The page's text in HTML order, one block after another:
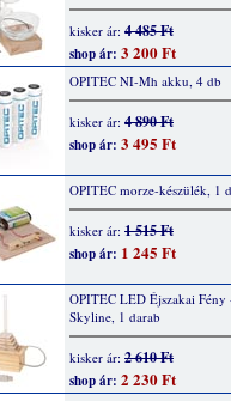
kisker ár: 4 485 Ft
shop ár: 3 200 Ft
OPITEC NI-Mh akku, 4 db
kisker ár: 4 890 Ft
shop ár: 3 495 Ft
OPITEC morze-készülék, 1
kisker ár: 1 515 Ft
shop ár: 1 245 Ft
OPITEC LED Éjszakai Fény
Skyline, 1 darab
kisker ár: 2 610 Ft
shop ár: 2 230 Ft